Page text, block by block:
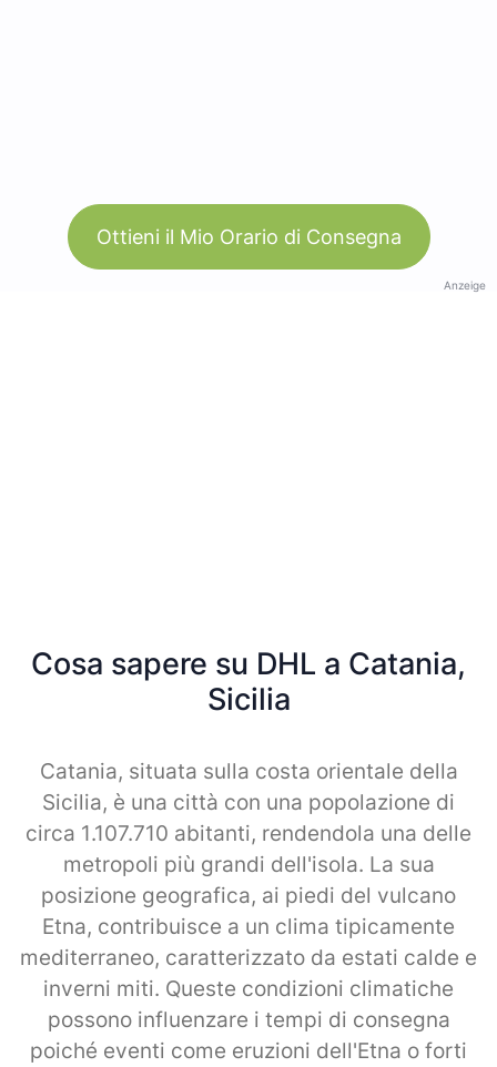
Ottieni il Mio Orario di Consegna
Anzeige
Cosa sapere su DHL a Catania,
Sicilia
Catania, situata sulla costa orientale della
Sicilia, è una città con una popolazione di
circa 1.107.710 abitanti, rendendola una delle
metropoli più grandi dell'isola. La sua
posizione geografica, ai piedi del vulcano
Etna, contribuisce a un clima tipicamente
mediterraneo, caratterizzato da estati calde e
inverni miti. Queste condizioni climatiche
possono influenzare i tempi di consegna
poiché eventi come eruzioni dell'Etna o forti